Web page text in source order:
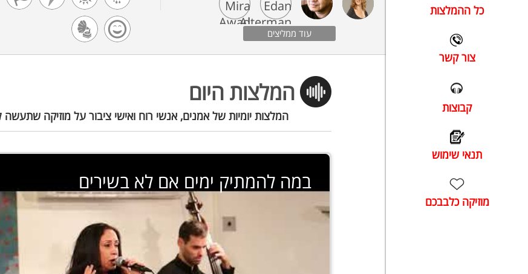
כל ההמלצות
צור קשר
קבוצות
תנאי שימוש
מוזיקה כלבבכם
עוד ממליצים
המלצות היום
המלצות יומיות של אמנים, אנשי רוח ואישי ציבור על מוזיקה
במה להמתיק ימים אם לא בשירים